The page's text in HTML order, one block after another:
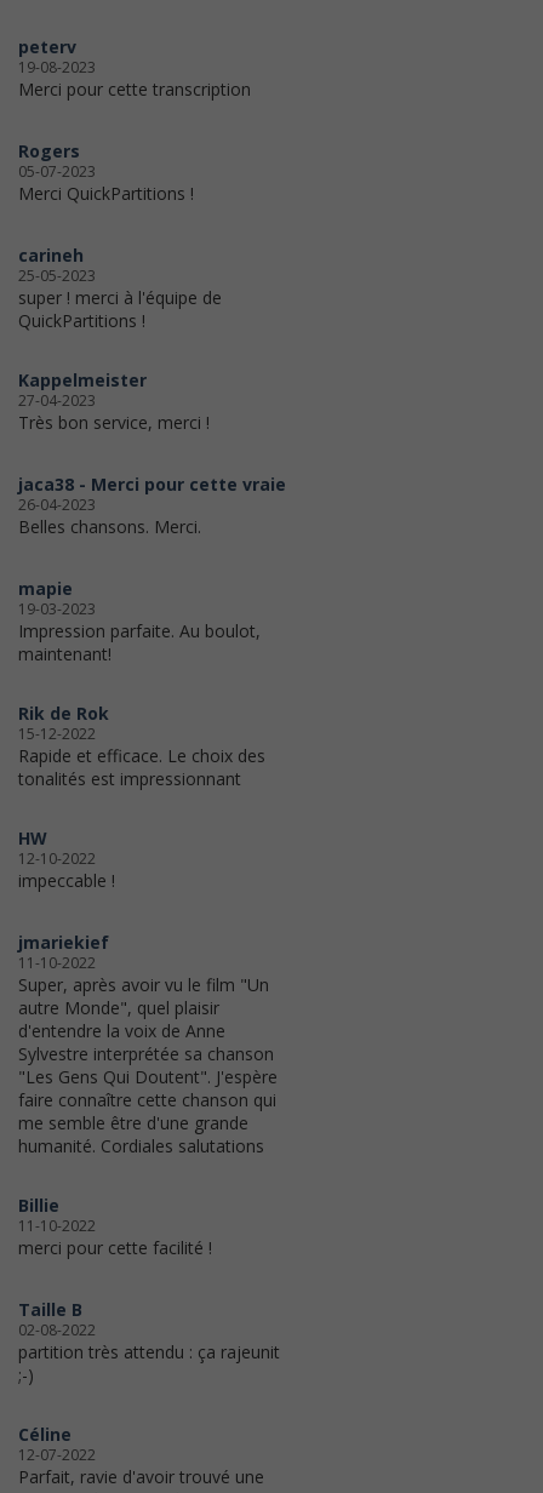
peterv
19-08-2023
Merci pour cette transcription
Rogers
05-07-2023
Merci QuickPartitions !
carineh
25-05-2023
super ! merci à l'équipe de
QuickPartitions !
Kappelmeister
27-04-2023
Très bon service, merci !
jaca38 - Merci pour cette vraie
26-04-2023
Belles chansons. Merci.
mapie
19-03-2023
Impression parfaite. Au boulot,
maintenant!
Rik de Rok
15-12-2022
Rapide et efficace. Le choix des
tonalités est impressionnant
HW
12-10-2022
impeccable !
jmariekief
11-10-2022
Super, après avoir vu le film "Un
autre Monde", quel plaisir
d'entendre la voix de Anne
Sylvestre interprétée sa chanson
"Les Gens Qui Doutent". J'espère
faire connaître cette chanson qui
me semble être d'une grande
humanité. Cordiales salutations
Billie
11-10-2022
merci pour cette facilité !
Taille B
02-08-2022
partition très attendu : ça rajeunit
;-)
Céline
12-07-2022
Parfait, ravie d'avoir trouvé une